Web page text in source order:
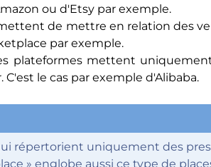
ou d'Etsy par exemple.
de mettre en relation des
par exemple.
plateformes mettent
le cas par exemple d'Alibaba.
répertorient uniquement des
» englobe aussi ce type de